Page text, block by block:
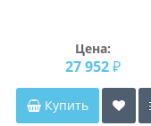
Цена:
27 952 ₽
Купить